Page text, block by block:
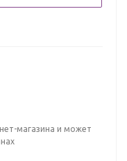
магазина и может